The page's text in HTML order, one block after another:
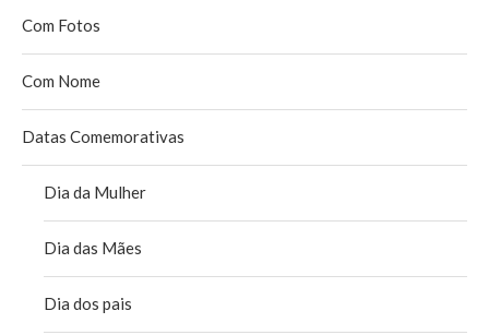
Com Fotos
Com Nome
Datas Comemorativas
Dia da Mulher
Dia das Mães
Dia dos pais